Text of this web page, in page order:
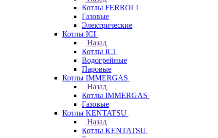
Котлы FERROLI
Газовые
Электрические
Котлы ICI
Назад
Котлы ICI
Водогрейные
Паровые
Котлы IMMERGAS
Назад
Котлы IMMERGAS
Газовые
Котлы KENTATSU
Назад
Котлы KENTATSU